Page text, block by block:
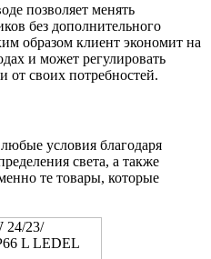
позволяет менять
без дополнительного
образом клиент экономит на
и может регулировать
от своих потребностей.
условия благодаря
света, а также
те товары, которые